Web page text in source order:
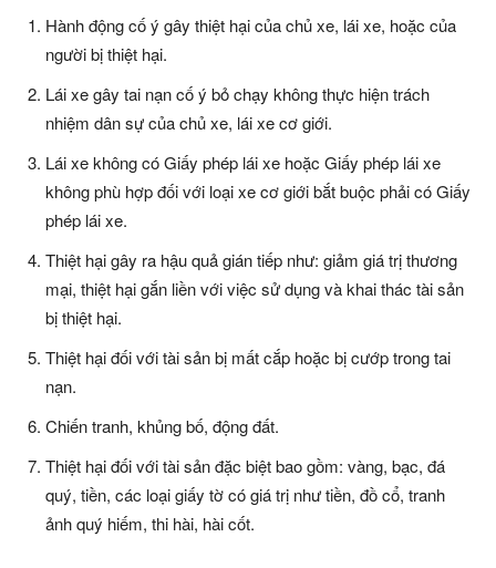
Hành động cố ý gây thiệt hại của chủ xe, lái xe, hoặc của
người bị thiệt hại.
Lái xe gây tai nạn cố ý bỏ chạy không thực hiện trách
nhiệm dân sự của chủ xe, lái xe cơ giới.
Lái xe không có Giấy phép lái xe hoặc Giấy phép lái xe
không phù hợp đối với loại xe cơ giới bắt buộc phải có Giấy
phép lái xe.
Thiệt hại gây ra hậu quả gián tiếp như: giảm giá trị thương
mại, thiệt hại gắn liền với việc sử dụng và khai thác tài sản
bị thiệt hại.
Thiệt hại đối với tài sản bị mất cắp hoặc bị cướp trong tai
nạn.
Chiến tranh, khủng bố, động đất.
Thiệt hại đối với tài sản đặc biệt bao gồm: vàng, bạc, đá
quý, tiền, các loại giấy tờ có giá trị như tiền, đồ cổ, tranh
ảnh quý hiếm, thi hài, hài cốt.